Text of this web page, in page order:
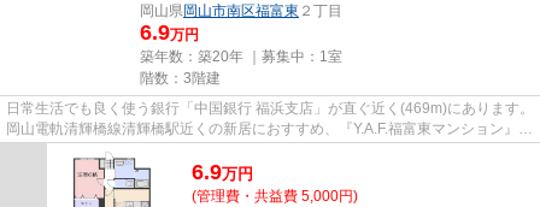
岡山県岡山市南区福富東 ２丁目
6.9万円
築年数：築20年 ｜募集中： 1室
階数：3階建
日常生活でも良く使う銀行「中国銀行 福浜支店」が直ぐ近く(469m)にあります。
岡山電軌清輝橋線清輝橋駅近くの新居におすすめ、『Y.A.F.福富東マンション』の
物件情報。利便性の高い設...
6.9万円
(管理費・共益費 5,000円)